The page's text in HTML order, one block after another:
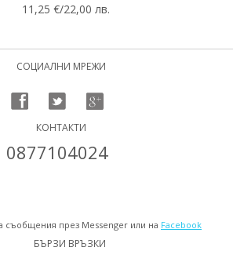
11,25 €/22,00 лв.
СОЦИАЛНИ МРЕЖИ
КОНТАКТИ
0877104024
съобщения през Messenger или на Facebook
БЪРЗИ ВРЪЗКИ